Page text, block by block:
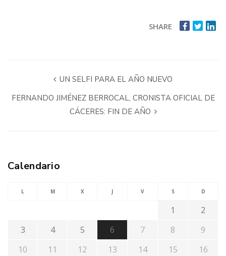
SHARE
UN SELFI PARA EL AÑO NUEVO
FERNANDO JIMÉNEZ BERROCAL, CRONISTA OFICIAL DE
CÁCERES: FIN DE AÑO
Calendario
L M X J V S D
1
2
3
4 5 6 7 8
9
10
11 12 13 14 15
16